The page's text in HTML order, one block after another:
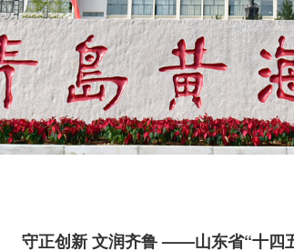
守正创新 文润齐鲁 ——山东省“十四